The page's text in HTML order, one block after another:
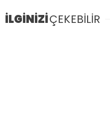
İLGİNİZİÇEKEBİLİR